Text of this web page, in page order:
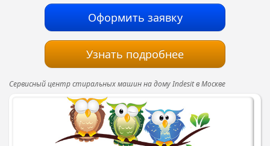
Оформить заявку
Узнать подробнее
Сервисный центр стиральных машин на дому Indesit в Москве